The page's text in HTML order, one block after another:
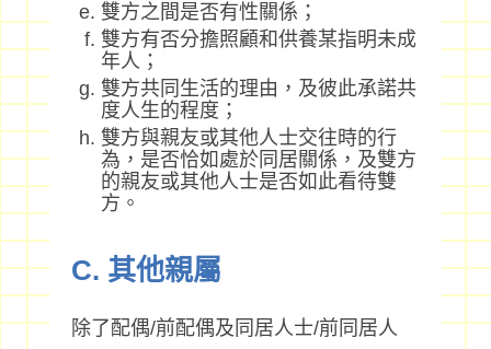
雙方之間是否有性關係；
雙方有否分擔照顧和供養某指明未成
年人；
雙方共同生活的理由，及彼此承諾共
度人生的程度；
雙方與親友或其他人士交往時的行
為，是否恰如處於同居關係，及雙方
的親友或其他人士是否如此看待雙
方。
C. 其他親屬
除了配偶/前配偶及同居人士/前同居人